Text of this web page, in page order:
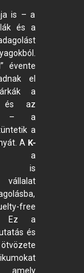
is – a
és a
évente
el
a
és az
– a
a
A K-
a
is
vállalat
free
Ez a
és